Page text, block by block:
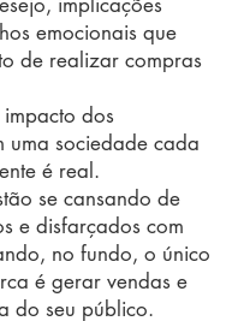
emocionais que
de realizar compras
dos
uma sociedade cada
é real.
se cansando de
e disfarçados com
no fundo, o único
é gerar vendas e
do seu público.